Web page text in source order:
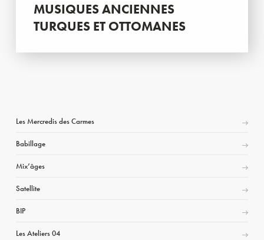
MUSIQUES ANCIENNES
TURQUES ET OTTOMANES
Les Mercredis des Carmes
Babillage
Mix’âges
Satellite
BIP
Les Ateliers 04